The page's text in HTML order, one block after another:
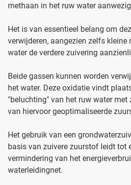
methaan in het ruw water
Het is van essentieel belang om
verwijderen, aangezien zelfs kleine
water de verdere zuivering
Beide gassen kunnen worden
het water. Deze oxidatie vindt
"beluchting" van het ruw water
van hiervoor geoptimaliseerde
Het gebruik van een
basis van zuivere zuurstof leidt tot
vermindering van het
waterleidingnet.